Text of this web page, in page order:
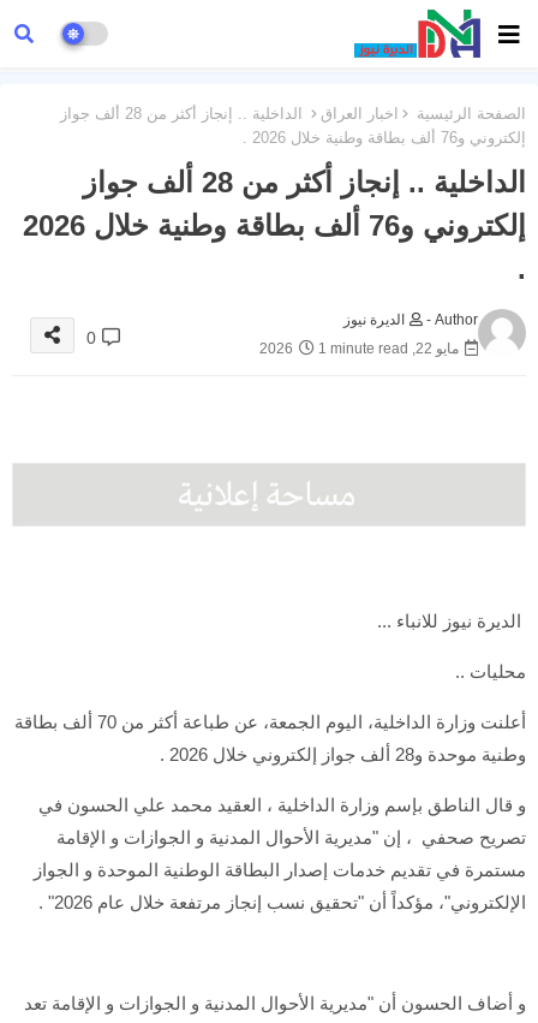
الصفحة الرئيسية اخبار العراق
الداخلية .. إنجاز أكثر من 28 ألف جواز
إلكتروني و76 ألف بطاقة وطنية خلال 2026 .
الداخلية .. إنجاز أكثر من 28 ألف جواز
إلكتروني و76 ألف بطاقة وطنية خلال 2026
.
Author -
الديرة نيوز
مايو 22, 2026
1 minute read
0
الديرة نيوز للانباء ...
محليات ..
أعلنت وزارة الداخلية، اليوم الجمعة، عن طباعة أكثر من 70 ألف بطاقة
وطنية موحدة و28 ألف جواز إلكتروني خلال 2026 .
و قال الناطق بإسم وزارة الداخلية ، العقيد محمد علي الحسون في
تصريح صحفي ، إن "مديرية الأحوال المدنية و الجوازات و الإقامة
مستمرة في تقديم خدمات إصدار البطاقة الوطنية الموحدة و الجواز
الإلكتروني"، مؤكداً أن "تحقيق نسب إنجاز مرتفعة خلال عام 2026" .
و أضاف الحسون أن "مديرية الأحوال المدنية و الجوازات و الإقامة تعد